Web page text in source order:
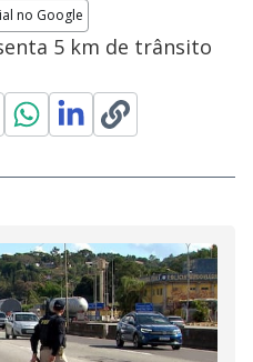
no Google
5 km de trânsito